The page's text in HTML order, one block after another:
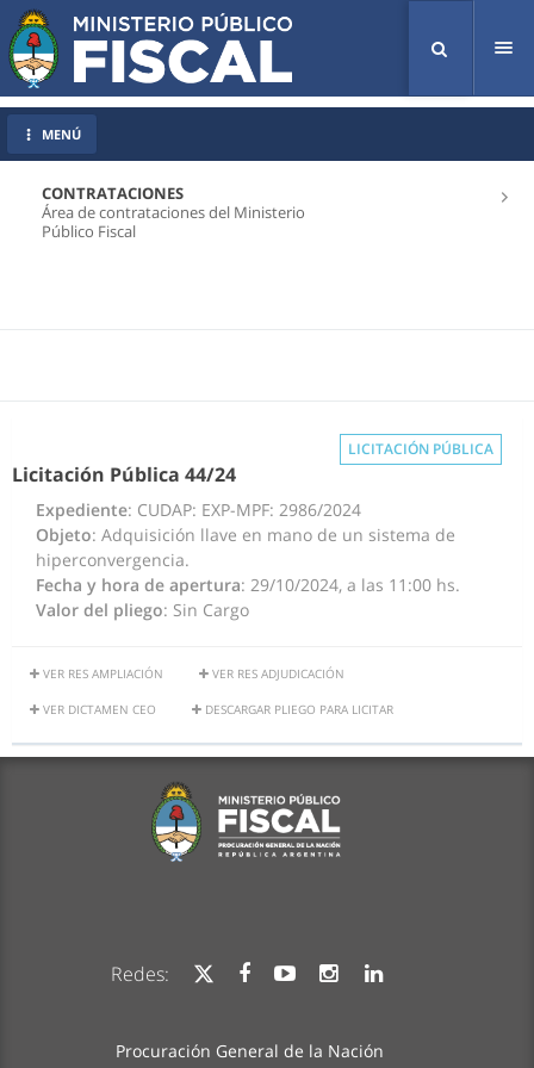
CONTRATACIONES
Área de contrataciones del Ministerio
Público Fiscal
MENÚ
LICITACIÓN PÚBLICA
Licitación Pública 44/24
Expediente: CUDAP: EXP-MPF: 2986/2024
Objeto: Adquisición llave en mano de un sistema de
hiperconvergencia.
Fecha y hora de apertura: 29/10/2024, a las 11:00 hs.
Valor del pliego: Sin Cargo
VER RES AMPLIACIÓN VER RES ADJUDICACIÓN
VER DICTAMEN CEO DESCARGAR PLIEGO PARA LICITAR
Redes:
Procuración General de la Nación